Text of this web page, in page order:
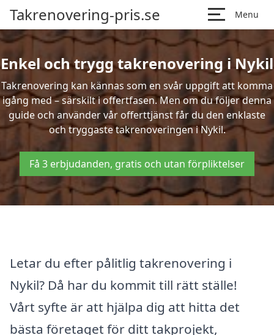
Takrenovering-pris.se Menu
Enkel och trygg takrenovering i Nykil
Takrenovering kan kännas som en svår uppgift att komma
igång med – särskilt i offertfasen. Men om du följer denna
guide och använder vår offerttjänst får du den enklaste
och tryggaste takrenoveringen i Nykil.
Få 3 erbjudanden, gratis och utan förpliktelser
Letar du efter pålitlig takrenovering i
Nykil? Då har du kommit till rätt ställe!
Vårt syfte är att hjälpa dig att hitta det
bästa företaget för ditt takprojekt,